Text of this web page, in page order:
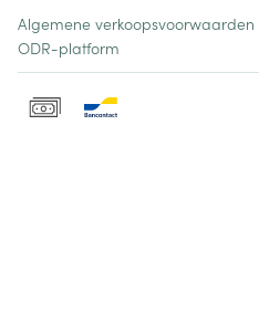
Algemene verkoopsvoorwaarden
ODR-platform